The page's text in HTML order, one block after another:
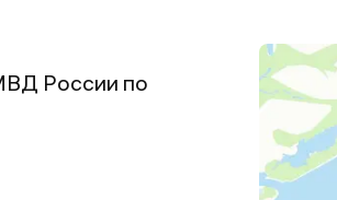
России по